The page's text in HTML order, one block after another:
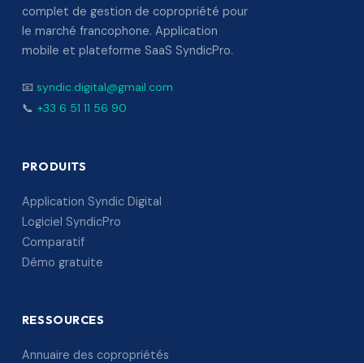
complet de gestion de copropriété pour
le marché francophone. Application
mobile et plateforme SaaS SyndicPro.
📧 syndic.digital@gmail.com
📞 +33 6 51 11 56 90
PRODUITS
Application Syndic Digital
Logiciel SyndicPro
Comparatif
Démo gratuite
RESSOURCES
Annuaire des copropriétés